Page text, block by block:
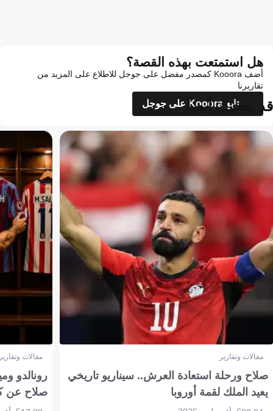
هل استمتعت بهذه القصة؟
أضف Kooora كمصدر مفضل على جوجل للاطلاع على المزيد من
تقاريرنا
تابع Kooora على جوجل
قد يعجبك أيضاً
مقالات وتقارير
صلاح ورحلة استعادة العرش.. سيناريو تاريخي
يعيد الملك لقمة أوروبا
مقالات
رونالدو
صلاح عن